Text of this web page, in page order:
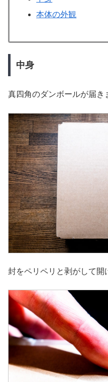
本体の外観
中身
真四角のダンボールが届き
封をペリペリと剥がして開